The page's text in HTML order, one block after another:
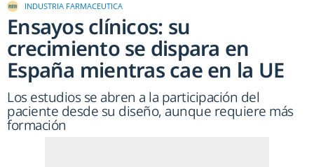
INDUSTRIA FARMACEUTICA
Ensayos clínicos: su
crecimiento se dispara en
España mientras cae en la UE
Los estudios se abren a la participación del
paciente desde su diseño, aunque requiere más
formación